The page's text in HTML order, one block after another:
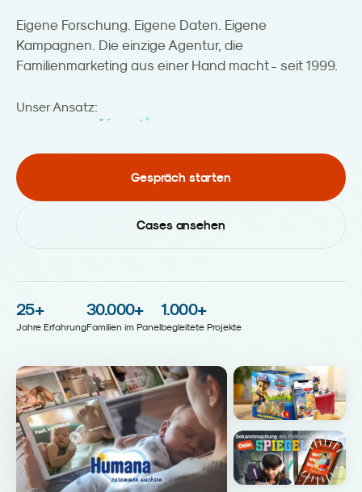
Eigene Forschung. Eigene Daten. Eigene
Kampagnen. Die einzige Agentur, die
Familienmarketing aus einer Hand macht - seit 1999.
Unser Ansatz:
Gespräch starten
Cases ansehen
25+
Jahre Erfahrung
30.000+
Familien im Panel
1.000+
begleitete Projekte